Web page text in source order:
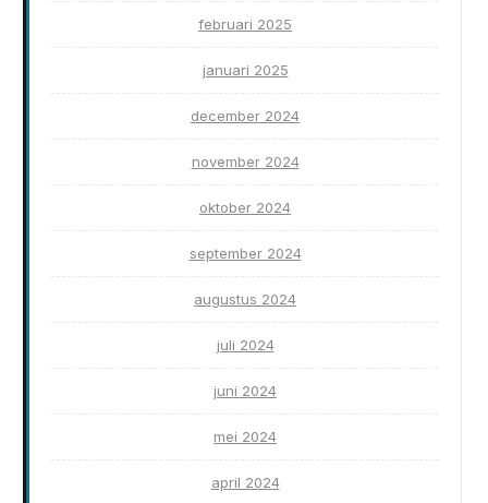
februari 2025
januari 2025
december 2024
november 2024
oktober 2024
september 2024
augustus 2024
juli 2024
juni 2024
mei 2024
april 2024